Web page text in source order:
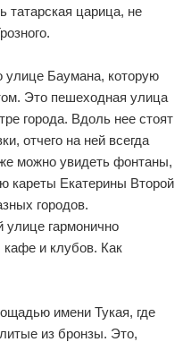
татарская царица, не
улице Баумана, которую
Это пешеходная улица
города. Вдоль нее стоят
отчего на ней всегда
можно увидеть фонтаны,
кареты Екатерины Второй
городов.
улице гармонично
кафе и клубов. Как
имени Тукая, где
из бронзы. Это,